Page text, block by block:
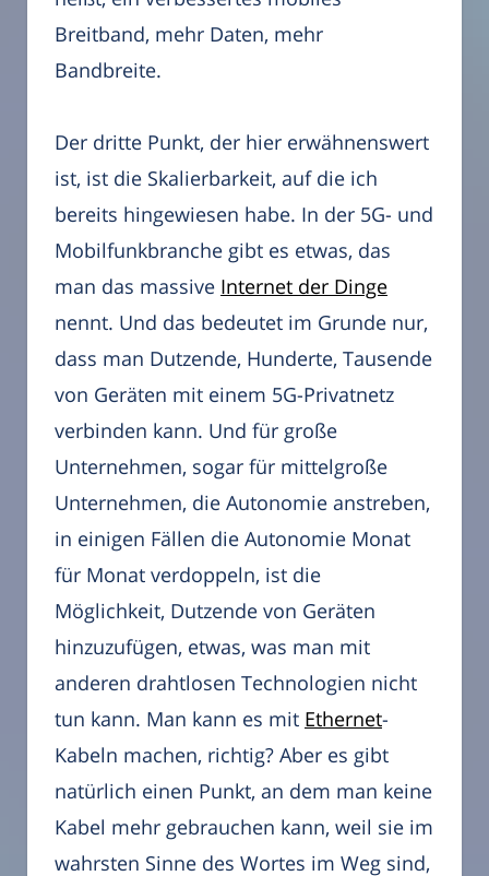
Breitband, mehr Daten, mehr
Bandbreite.
Der dritte Punkt, der hier erwähnenswert
ist, ist die Skalierbarkeit, auf die ich
bereits hingewiesen habe. In der 5G- und
Mobilfunkbranche gibt es etwas, das
man das massive Internet der Dinge
nennt. Und das bedeutet im Grunde nur,
dass man Dutzende, Hunderte, Tausende
von Geräten mit einem 5G-Privatnetz
verbinden kann. Und für große
Unternehmen, sogar für mittelgroße
Unternehmen, die Autonomie anstreben,
in einigen Fällen die Autonomie Monat
für Monat verdoppeln, ist die
Möglichkeit, Dutzende von Geräten
hinzuzufügen, etwas, was man mit
anderen drahtlosen Technologien nicht
tun kann. Man kann es mit Ethernet-
Kabeln machen, richtig? Aber es gibt
natürlich einen Punkt, an dem man keine
Kabel mehr gebrauchen kann, weil sie im
wahrsten Sinne des Wortes im Weg sind,